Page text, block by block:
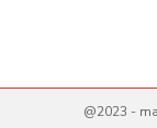
@2023 -